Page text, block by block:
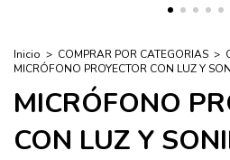
Inicio > COMPRAR POR CATEGORIAS >
MICRÓFONO PROYECTOR CON LUZ Y
MICRÓFONO
CON LUZ Y